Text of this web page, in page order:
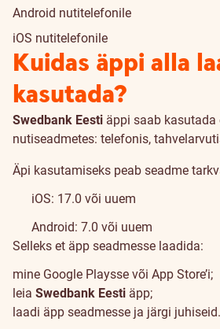
Android nutitelefonile
iOS nutitelefonile
Kuidas äppi alla
kasutada?
Swedbank Eesti äppi saab kasutada
nutiseadmetes: telefonis,
Äpi kasutamiseks peab seadme
iOS: 17.0 või uuem
Android: 7.0 või uuem
Selleks et äpp seadmesse laadida:
mine Google Playsse või App Store’i;
leia Swedbank Eesti äpp;
laadi äpp seadmesse ja järgi juhiseid.